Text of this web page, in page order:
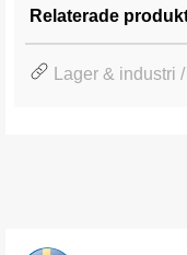
Relaterade
Lager & industri